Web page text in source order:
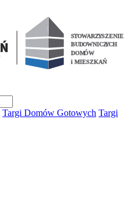
Targi Domów Gotowych Targi